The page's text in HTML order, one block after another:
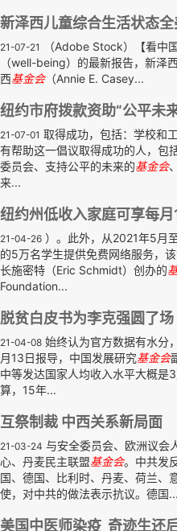
新泽西儿童综合生活状态
21-07-21
（Adobe Stock）【看中
（well-being）的最新报告，新泽
西基金会（Annie E. Casey...
纽约市府拨款资助“公平未
21-07-01 取得成功，包括：学校和
有帮助这一倡议取得成功的人，包
委员会、支持公平的未来的基金会
来...
纽约州低收入家庭可享每
21-04-26 ）。此外，从2021年5月
的5万名学生提供免费网络服务，
长施密特（Eric Schmidt）创办的
Foundation...
脱贫白皮书为李克强圆了场
21-04-08 始终认为官方数据有水分
月13日报导，中国发展研究基金会
中等发达国家人均收入水平大概是
算，15年...
互祭制裁 中西关系新局面
21-03-24 与安全委员会、欧洲议会
心、丹麦民主联盟基金会。中共发
国、德国、比利时、丹麦、荷兰、
使，对中共的做法表示抗议。德国...
美国中医师染疫 奇迹生还